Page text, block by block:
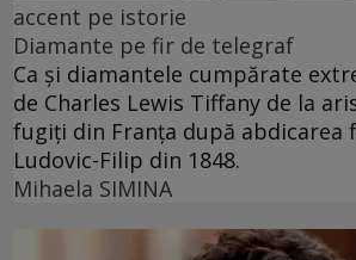
accent pe istorie
Diamante pe fir de telegraf
Ca și diamantele cumpărate
de Charles Lewis Tiffany de la
fugiți din Franța după abdicarea
Ludovic-Filip din 1848.
Mihaela SIMINA